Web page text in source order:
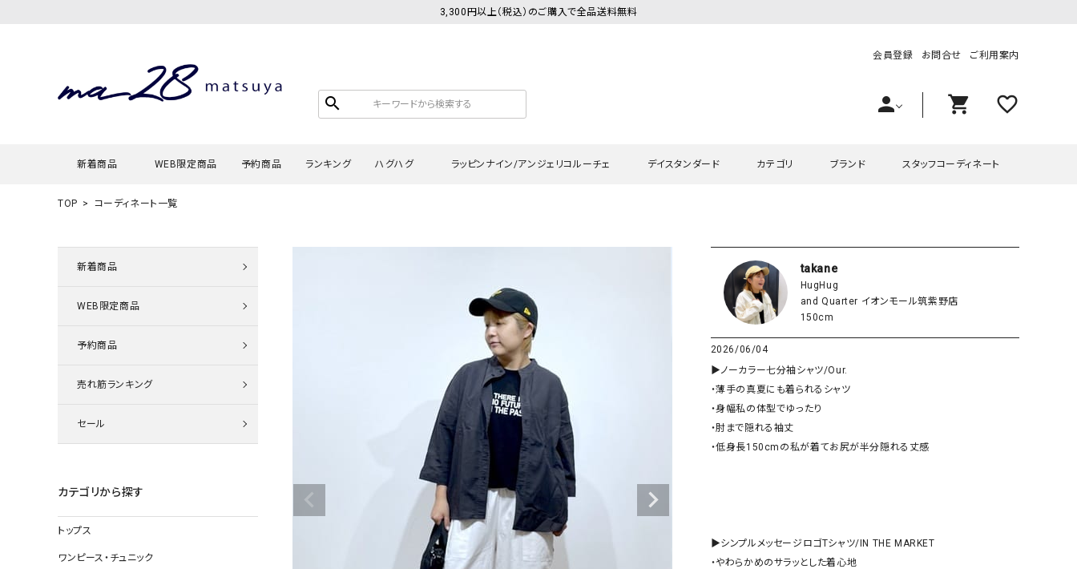
3,300円以上（税込）のご購入で全品送料無料
search
会員登録 お問合せ ご利用案内
person shopping_cart favorite_outline
新着商品 WEB限定商品 予約商品 ランキング ハグハグ
ロング・マキシ丈
その他スカート
すべて見る
ラッピンナイン/アンジェリコルーチェ
タンクトップ・キャミソール
デニムパンツ
その他のパンツ
ジャケット
デイスタンダード
チュニック
その他スカート
カテゴリ
ワンピース・チュニック
サロペット・オーバーオール
スカート
ジャケット・アウター
グッズ
ブランド
ラッピンナイン/アンジェリコルーチェ
hagumu（ハグム）
her.（ハードット）
and quarter（アンドクウォーター） HUMS（ハムズ）
Our.（アワードット）
Wrapin nine9（ラッピンナイン）
1 metre carre（アンメートルキャレ ）
スタッフコーディネート
TOP コーディネート一覧
新着商品
WEB限定商品
予約商品
売れ筋ランキング
セール
カテゴリから探す
トップス
ワンピース・チュニック
takane
HugHug
and Quarter イオンモール筑紫野店
150cm
2026/06/04
▶︎ノーカラー七分袖シャツ/Our.
・薄手の真夏にも着られるシャツ
・身幅私の体型でゆったり
・肘まで隠れる袖丈
・低身長150cmの私が着てお尻が半分隠れる丈感
▶︎シンプルメッセージロゴTシャツ/IN THE MARKET
・やわらかめのサラッとした着心地